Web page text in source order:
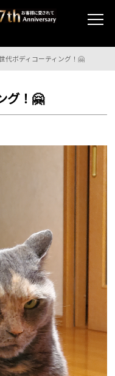
代ボディコーティング！🤗
グ！🤗